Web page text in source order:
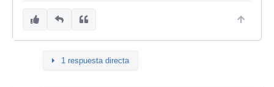
1 respuesta directa